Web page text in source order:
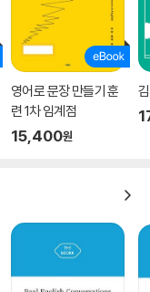
영어로 문장 만들기 훈
련 1차 임계점
15,400원